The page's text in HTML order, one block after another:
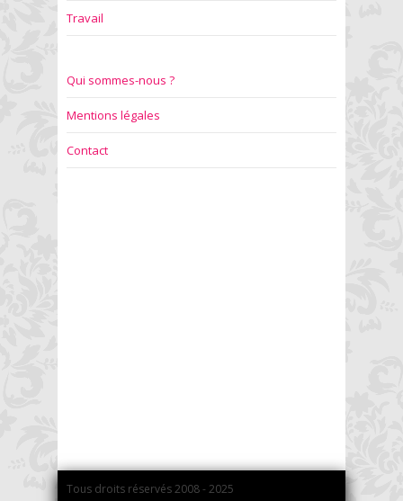
Travail
Qui sommes-nous ?
Mentions légales
Contact
Tous droits réservés 2008 - 2025